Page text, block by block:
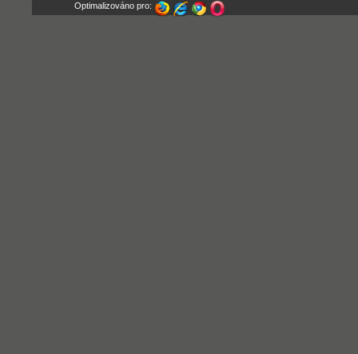
Optimalizováno pro: